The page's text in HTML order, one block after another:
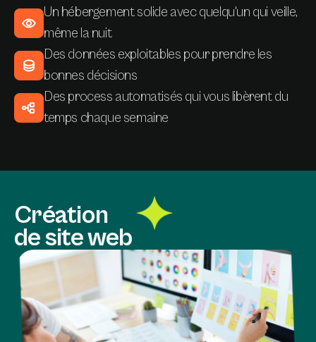
Un hébergement solide avec quelqu'un qui veille,
même la nuit
Des données exploitables pour prendre les
bonnes décisions
Des process automatisés qui vous libèrent du
temps chaque semaine
Création
de site web